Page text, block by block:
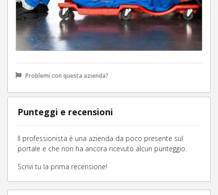
Problemi con questa azienda?
Punteggi e recensioni
Il professionista è una azienda da poco presente sul
portale e che non ha ancora ricevuto alcun punteggio.
Scrivi tu la prima recensione!